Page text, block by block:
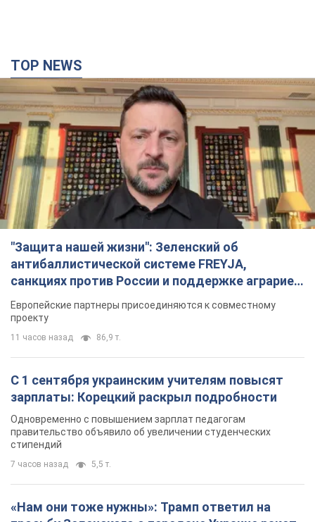
"Защита нашей жизни": Зеленский об
антибаллистической системе FREYJA,
санкциях против России и поддержке аграриев.
Видео
Европейские партнеры присоединяются к совместному
проекту
11 часов назад 86,9 т.
С 1 сентября украинским учителям повысят
зарплаты: Корецкий раскрыл подробности
Одновременно с повышением зарплат педагогам
правительство объявило об увеличении студенческих
стипендий
7 часов назад
просьбу Зеленского о передаче Украине ракет
для Patriot
Американские запасы отдельных видов боеприпасов
ограничены